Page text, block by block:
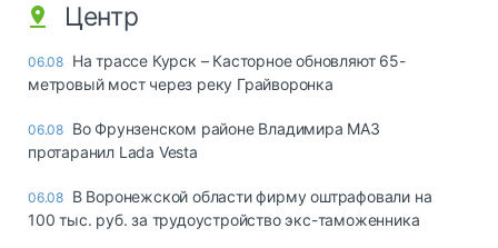
Центр
06.08 На трассе Курск – Касторное обновляют 65-
метровый мост через реку Грайворонка
06.08 Во Фрунзенском районе Владимира МАЗ
протаранил Lada Vesta
06.08 В Воронежской области фирму оштрафовали на
100 тыс. руб. за трудоустройство экс-таможенника